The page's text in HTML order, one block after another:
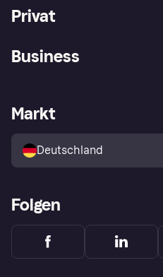
Privat
Klarna App
Shops entdecken
Käuferschutzrichtlinie
Business
Händlerportal
Markt
Deutschland
Folgen